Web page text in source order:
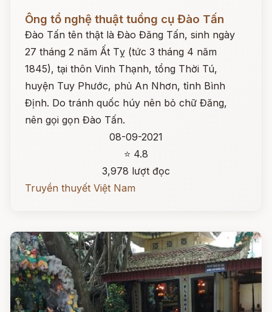
Đọc ngay
Ông tổ nghệ thuật tuồng cụ Đào Tấn
Đào Tấn tên thật là Đào Đăng Tấn, sinh ngày
27 tháng 2 năm Ất Tỵ (tức 3 tháng 4 năm
1845), tại thôn Vinh Thạnh, tổng Thời Tú,
huyện Tuy Phước, phủ An Nhơn, tỉnh Bình
Định. Do tránh quốc húy nên bỏ chữ Đăng,
nên gọi gọn Đào Tấn.
08-09-2021
⭐ 4.8
3,978 lượt đọc
Truyền thuyết Việt Nam